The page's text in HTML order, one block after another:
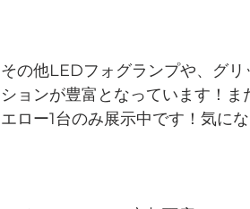
その他LEDフォグランプや、グ
ションが豊富となっています！
エロー1台のみ展示中です！気に